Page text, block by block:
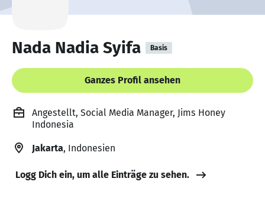
Nada Nadia Syifa Basis
Ganzes Profil ansehen
Angestellt, Social Media Manager, Jims Honey
Indonesia
Jakarta, Indonesien
Logg Dich ein, um alle Einträge zu sehen.